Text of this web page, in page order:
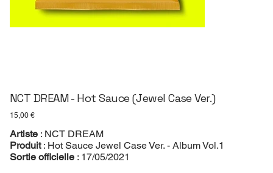
NCT DREAM - Hot Sauce (Jewel Case Ver.)
Prix
15,00 €
Artiste : NCT DREAM
Produit : Hot Sauce Jewel Case Ver. - Album Vol.1
Sortie officielle: 17/05/2021